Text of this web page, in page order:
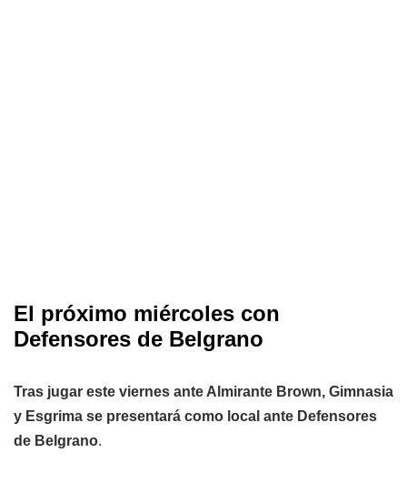
El próximo miércoles con
Defensores de Belgrano
Tras jugar este viernes ante Almirante Brown, Gimnasia
y Esgrima se presentará como local ante Defensores
de Belgrano.